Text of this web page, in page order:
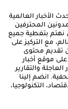
الأخبار العالمية
المحترفين
نهتم بتغطية جميع
مع التركيز على
تقديم محتوى
موقع أخبار
والتقارير
انضم إلينا
التكنولوجيا،